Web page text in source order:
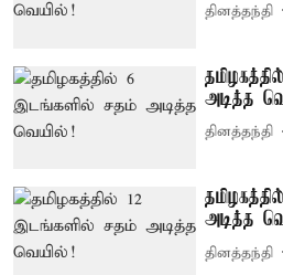
தினத்தந்தி
அடித்த
தினத்தந்தி
அடித்த
தினத்தந்தி